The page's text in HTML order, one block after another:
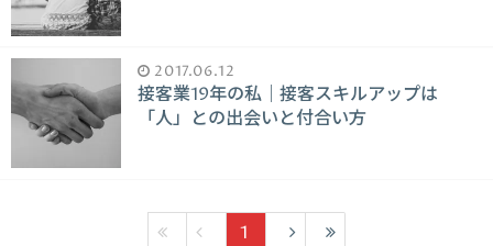
2017.06.12
接客業19年の私｜接客スキルアップは
「人」との出会いと付合い方
1